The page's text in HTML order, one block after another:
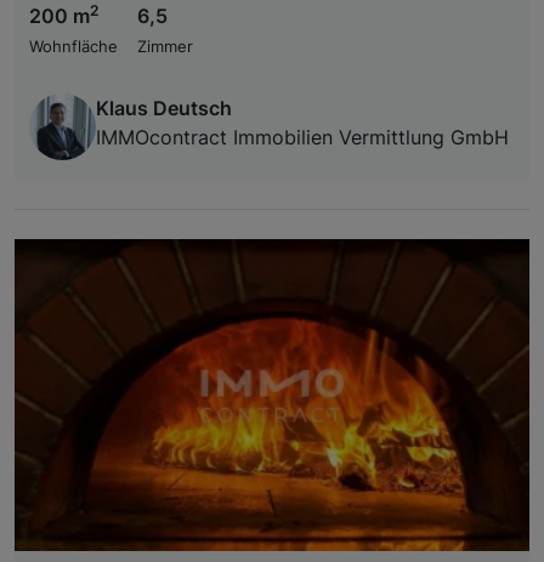
200 m2
Wohnfläche
6,5
Zimmer
Klaus Deutsch
IMMOcontract Immobilien Vermittlung GmbH